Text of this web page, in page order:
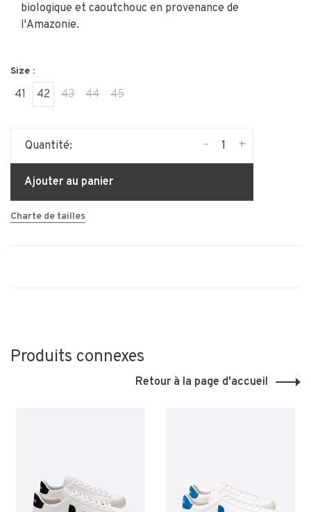
biologique et caoutchouc en provenance de
l'Amazonie.
Size :
41 42 43 44 45
Quantité: +
-
Ajouter au panier
Charte de tailles
Produits connexes
Retour à la page d'accueil